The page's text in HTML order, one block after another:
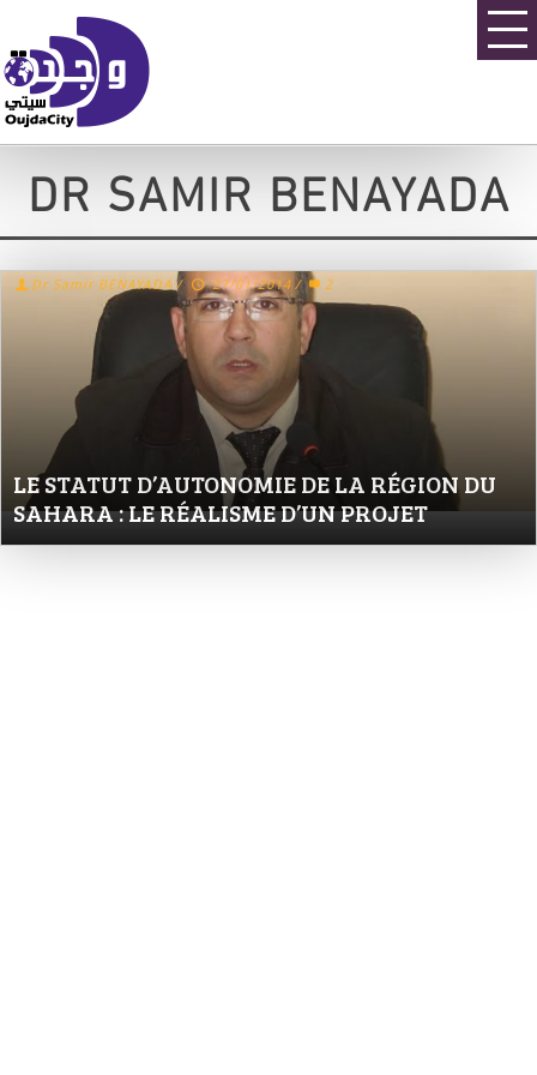
DR SAMIR BENAYADA
LE STATUT D’AUTONOMIE DE LA RÉGION DU
SAHARA : LE RÉALISME D’UN PROJET
Dr Samir BENAYADA / 27/01/2014 / 2